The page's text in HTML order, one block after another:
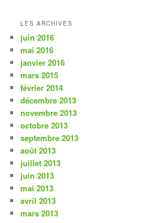
LES ARCHIVES
juin 2016
mai 2016
janvier 2016
mars 2015
février 2014
décembre 2013
novembre 2013
octobre 2013
septembre 2013
août 2013
juillet 2013
juin 2013
mai 2013
avril 2013
mars 2013